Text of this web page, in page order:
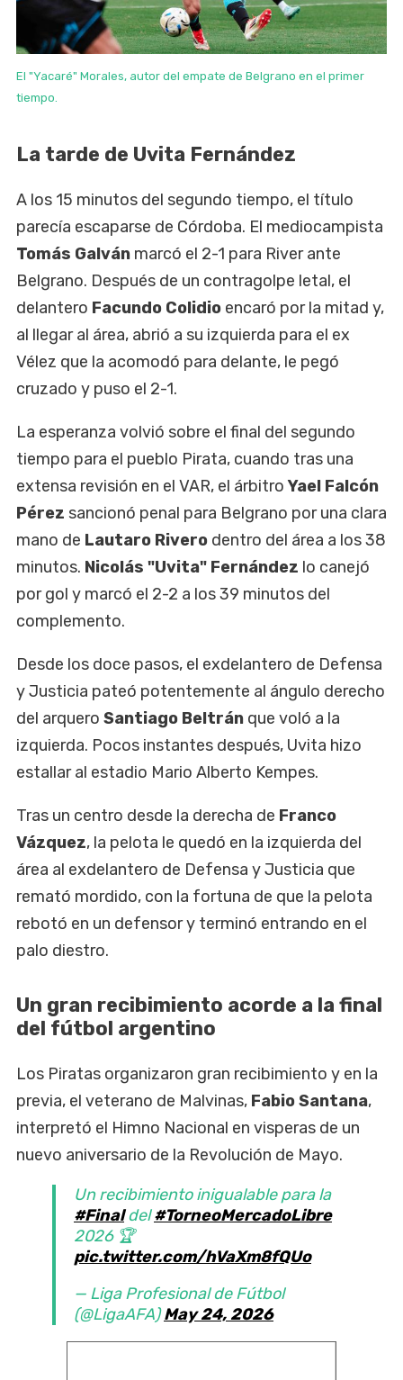
El "Yacaré" Morales, autor del empate de Belgrano en el primer
tiempo.
La tarde de Uvita Fernández
A los 15 minutos del segundo tiempo, el título
parecía escaparse de Córdoba. El mediocampista
Tomás Galván marcó el 2-1 para River ante
Belgrano. Después de un contragolpe letal, el
delantero Facundo Colidio encaró por la mitad y,
al llegar al área, abrió a su izquierda para el ex
Vélez que la acomodó para delante, le pegó
cruzado y puso el 2-1.
La esperanza volvió sobre el final del segundo
tiempo para el pueblo Pirata, cuando tras una
extensa revisión en el VAR, el árbitroYael Falcón
Pérez sancionó penal para Belgrano por una clara
mano de Lautaro Rivero dentro del área a los 38
minutos. Nicolás "Uvita" Fernández lo canejó
por gol y marcó el 2-2 a los 39 minutos del
complemento.
Desde los doce pasos, el exdelantero de Defensa
y Justicia pateó potentemente al ángulo derecho
del arquero Santiago Beltrán que voló a la
izquierda. Pocos instantes después, Uvita hizo
estallar al estadio Mario Alberto Kempes.
Tras un centro desde la derecha de Franco
Vázquez, la pelota le quedó en la izquierda del
área al exdelantero de Defensa y Justicia que
remató mordido, con la fortuna de que la pelota
rebotó en un defensor y terminó entrando en el
palo diestro.
Un gran recibimiento acorde a la final
del fútbol argentino
Los Piratas organizaron gran recibimiento y en la
previa, el veterano de Malvinas, Fabio Santana,
interpretó el Himno Nacional en visperas de un
nuevo aniversario de la Revolución de Mayo.
Un recibimiento inigualable para la
#Finaldel#TorneoMercadoLibre
2026 🏆
pic.twitter.com/hVaXm8fQUo
— Liga Profesional de Fútbol
(@LigaAFA)May 24, 2026